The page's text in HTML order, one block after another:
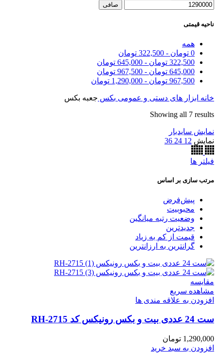
صافی
ناحیه قیمتی
همه
0 تومان -
322,500 تومان
322,500 تومان -
645,000 تومان
645,000 تومان -
967,500 تومان
967,500 تومان -
1,290,000 تومان
خانه ابزار های دستی و عمومی بکس جعبه بکس
Showing all 7 results
نمایش سایدبار
نمایش 12
24
36
فیلتر ها
مرتب سازی بر اساس
پیش‌فرض
محبوبیت
وضعیت رتبه میانگین
جدیدترین
قیمت از کم به زیاد
گرانترین به ارزانترین
مقایسه
مشاهده سریع
افزودن به علاقه مندی ها
ست 24 عددی بیت و بکس رونیکس کد RH-2715
1,290,000 تومان
افزودن به سبد خرید